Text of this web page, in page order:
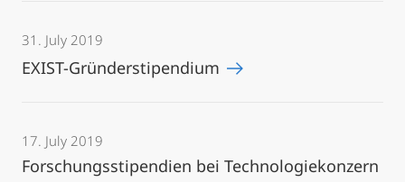
31. July 2019
EXIST-Gründerstipendium
17. July 2019
Forschungsstipendien bei Technologiekonzern